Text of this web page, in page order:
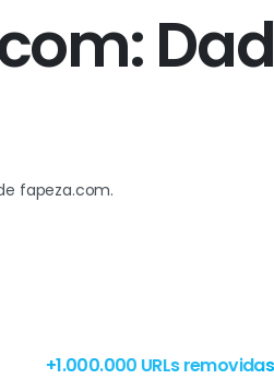
om:Dad
fapeza.com.
+1.000.000 URLs removidas